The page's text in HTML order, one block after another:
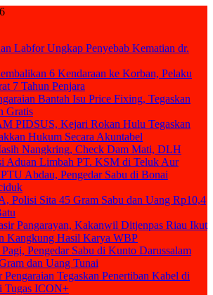
Labfor Ungkap Penyebab Kematian dr.
6 Kendaraan ke Korban, Pelaku
7 Tahun Penjara
Bantah Isu Price Fixing, Tegaskan
Gratis
PIDSUS, Kejari Rokan Hulu Tegaskan
Hukum Secara Akuntabel
Nangkring, Check Dam Mati, DLH
Aduan Limbah PT. KSM di Teluk Aur
Abdau, Pengedar Sabu di Bonai
Polisi Sita 45 Gram Sabu dan Uang Rp10,4
Pangarayan, Kakanwil Ditjenpas Riau Ikut
Kangkung Hasil Karya WBP
Pengedar Sabu di Kunto Darussalam
dan Uang Tunai
Tegaskan Penertiban Kabel di
Tugas ICON+